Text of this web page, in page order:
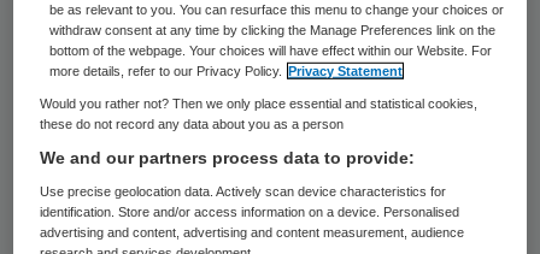
zoals PROMs.
Daarnaast vindt een patiënt specifieke
informatie over zijn of haar aandoening of
interventie in de app (artikelen, animaties,
video’s). Zowel de zelfmetingen via de
Clinicards als de informatie kan
be as relevant to you. You can resurface this menu to change your choices or
withdraw consent at any time by clicking the Manage Preferences link on the
bottom of the webpage. Your choices will have effect within our Website. For
more details, refer to our Privacy Policy.
Privacy Statement
Would you rather not? Then we only place essential and statistical cookies,
these do not record any data about you as a person
We and our partners process data to provide:
Use precise geolocation data. Actively scan device characteristics for
identification. Store and/or access information on a device. Personalised
advertising and content, advertising and content measurement, audience